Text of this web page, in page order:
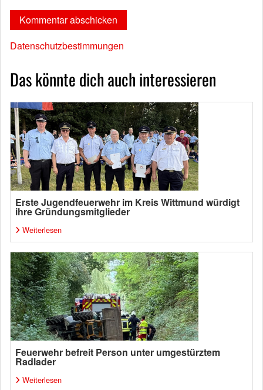
Datenschutzbestimmungen
Das könnte dich auch interessieren
Erste Jugendfeuerwehr im Kreis Wittmund würdigt
ihre Gründungsmitglieder
Weiterlesen
Feuerwehr befreit Person unter umgestürztem
Radlader
Weiterlesen